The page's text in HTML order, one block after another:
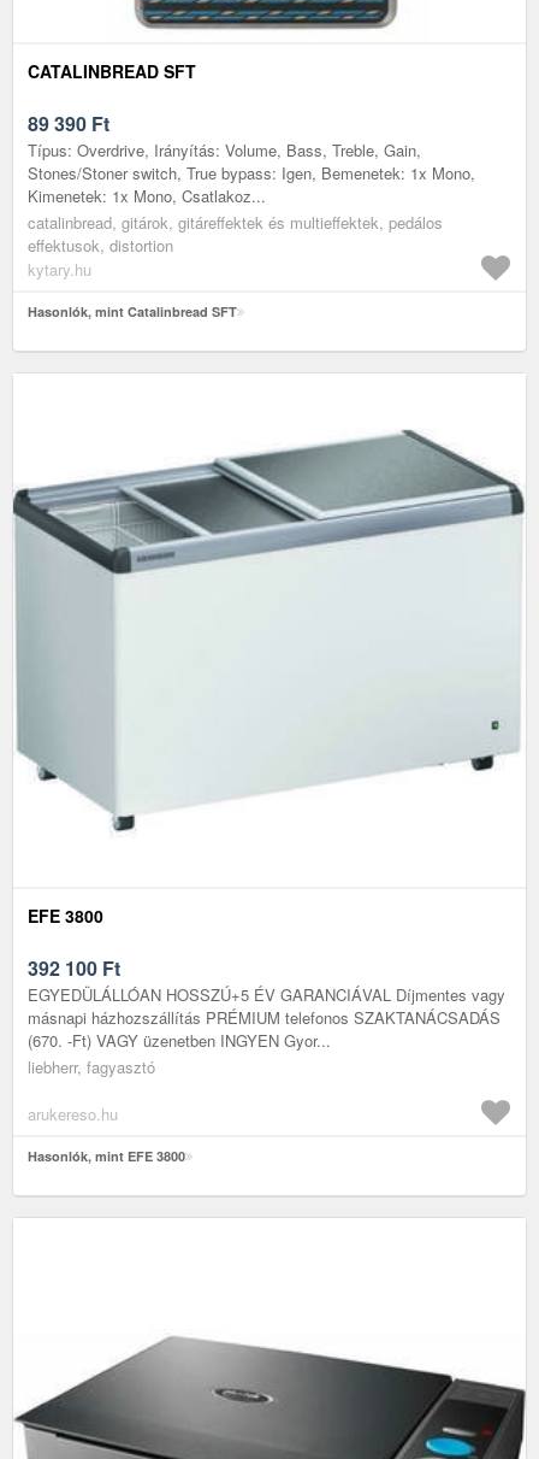
CATALINBREAD SFT
89 390 Ft
Típus: Overdrive, Irányítás: Volume, Bass, Treble, Gain,
Stones/Stoner switch, True bypass: Igen, Bemenetek: 1x Mono,
Kimenetek: 1x Mono, Csatlakoz...
catalinbread, gitárok, gitáreffektek és multieffektek, pedálos
effektusok, distortion
kytary.hu
Hasonlók, mint Catalinbread SFT
EFE 3800
392 100 Ft
EGYEDÜLÁLLÓAN HOSSZÚ+5 ÉV GARANCIÁVAL Díjmentes vagy
másnapi házhozszállítás PRÉMIUM telefonos SZAKTANÁCSADÁS
(670. -Ft) VAGY üzenetben INGYEN Gyor...
liebherr, fagyasztó
arukereso.hu
Hasonlók, mint EFE 3800